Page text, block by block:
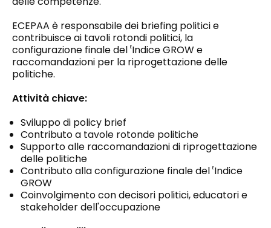
ECEPAA è responsabile dei briefing politici e
contribuisce ai tavoli rotondi politici, la
configurazione finale del EIndice GROW e
raccomandazioni per la riprogettazione delle
politiche.
Attività chiave:
Sviluppo di policy brief
Contributo a tavole rotonde politiche
Supporto alle raccomandazioni di riprogettazione
delle politiche
Contributo alla configurazione finale del EIndice
GROW
Coinvolgimento con decisori politici, educatori e
stakeholder dell'occupazione